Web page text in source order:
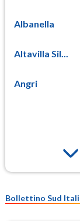
Albanella
Altavilla Sil...
Angri
Bollettino Sud